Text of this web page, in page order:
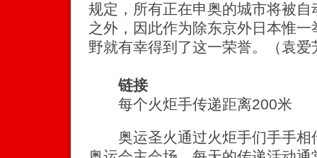
规定，所有正在申奥的城市将被
之外，因此作为除东京外日本惟
野就有幸得到了这一荣誉。（袁
链接
每个火炬手传递距离200米
奥运圣火通过火炬手们手手相